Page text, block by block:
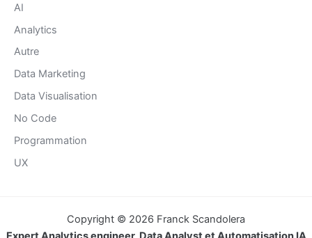
AI
Analytics
Autre
Data Marketing
Data Visualisation
No Code
Programmation
UX
Copyright © 2026 Franck Scandolera